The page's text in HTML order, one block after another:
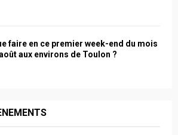
faire en ce premier week-end du mois
aux environs de Toulon ?